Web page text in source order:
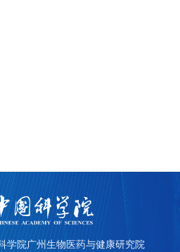
学院广州生物医药与健康研究院